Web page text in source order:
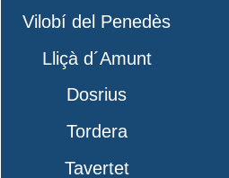
Vilobí del Penedès
Lliçà d´Amunt
Dosrius
Tordera
Tavertet